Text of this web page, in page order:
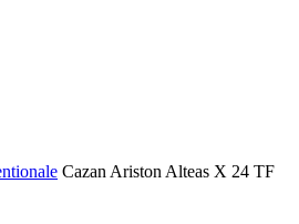
Cazan Ariston Alteas X 24 TF